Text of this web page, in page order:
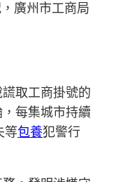
廣州市工商局
取工商掛號的
每集城市持續
等包養犯警行